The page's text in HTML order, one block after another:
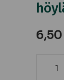
6,50
28x145